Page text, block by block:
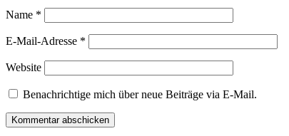
Name *
E-Mail-Adresse *
Website
Benachrichtige mich über neue Beiträge via E-Mail.